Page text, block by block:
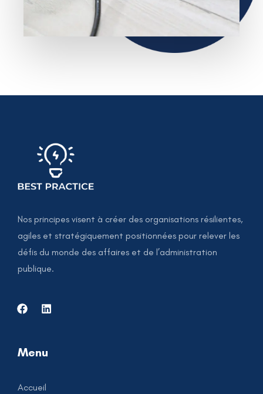
Nos principes visent à créer des organisations résilientes,
agiles et stratégiquement positionnées pour relever les
défis du monde des affaires et de l’administration
publique.
Menu
Accueil